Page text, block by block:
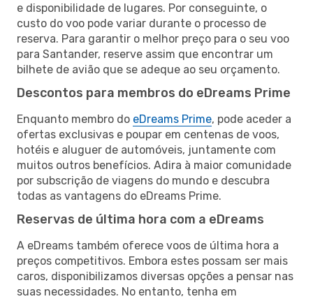
e disponibilidade de lugares. Por conseguinte, o
custo do voo pode variar durante o processo de
reserva. Para garantir o melhor preço para o seu voo
para Santander, reserve assim que encontrar um
bilhete de avião que se adeque ao seu orçamento.
Descontos para membros do eDreams Prime
Enquanto membro do eDreams Prime, pode aceder a
ofertas exclusivas e poupar em centenas de voos,
hotéis e aluguer de automóveis, juntamente com
muitos outros benefícios. Adira à maior comunidade
por subscrição de viagens do mundo e descubra
todas as vantagens do eDreams Prime.
Reservas de última hora com a eDreams
A eDreams também oferece voos de última hora a
preços competitivos. Embora estes possam ser mais
caros, disponibilizamos diversas opções a pensar nas
suas necessidades. No entanto, tenha em